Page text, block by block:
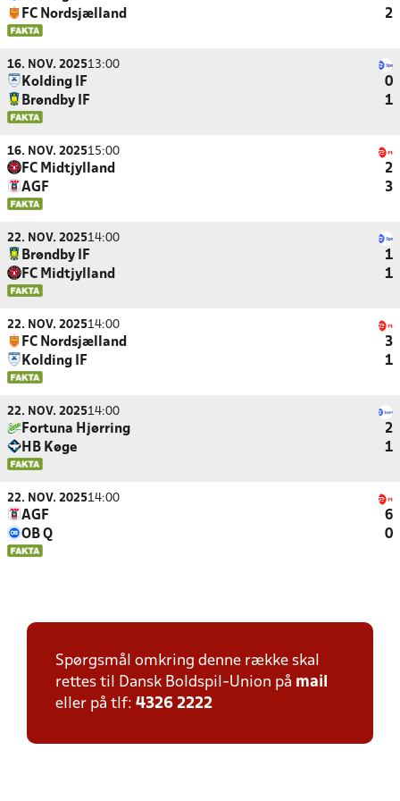
FC Nordsjælland
2
16. NOV. 202513:00
Kolding IF
0
Brøndby IF
1
16. NOV. 202515:00
FC Midtjylland
2
AGF
3
22. NOV. 202514:00
Brøndby IF
1
FC Midtjylland
1
22. NOV. 202514:00
FC Nordsjælland
3
Kolding IF
1
22. NOV. 202514:00
Fortuna Hjørring
2
HB Køge
1
22. NOV. 202514:00
AGF
6
OB Q
0
Spørgsmål omkring denne række skal
rettes til Dansk Boldspil-Union på mail
eller på tlf: 4326 2222